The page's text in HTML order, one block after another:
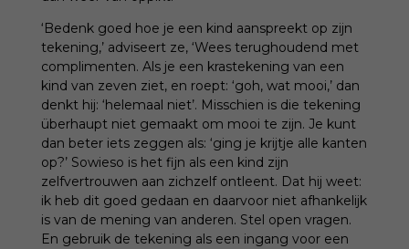
‘Bedenk goed hoe je een kind aanspreekt op zijn
tekening,’ adviseert ze, ‘Wees terughoudend met
complimenten. Als je een krastekening van een
kind van zeven ziet, en roept: ‘goh, wat mooi,’ dan
denkt hij: ‘helemaal niet’. Misschien is die tekening
überhaupt niet gemaakt om mooi te zijn. Je kunt
dan beter iets zeggen als: ‘ging je krijtje alle kanten
op?’ Sowieso is het fijn als een kind zijn
zelfvertrouwen aan zichzelf ontleent. Dat hij weet:
ik heb dit goed gedaan en daarvoor niet afhankelijk
is van de mening van anderen. Stel open vragen.
En gebruik de tekening als een ingang voor een